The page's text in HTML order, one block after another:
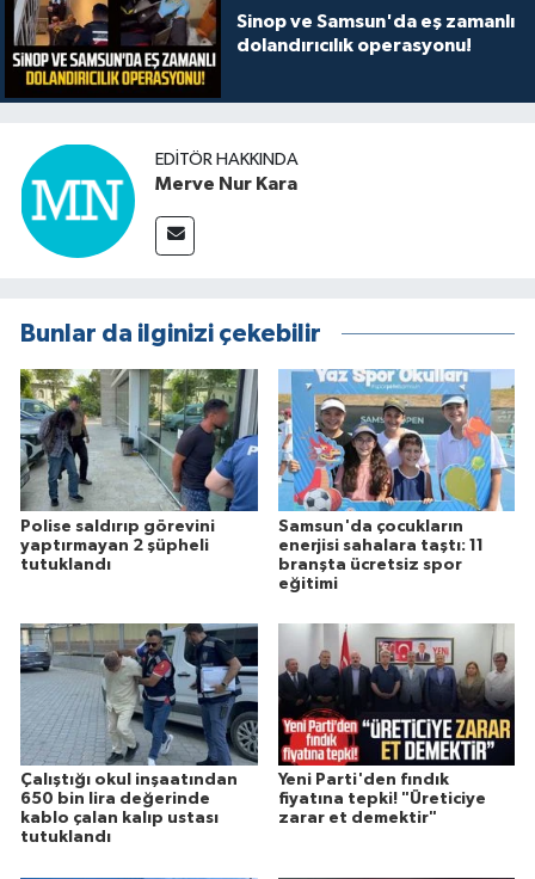
Sinop ve Samsun'da eş zamanlı
dolandırıcılık operasyonu!
EDITÖR HAKKINDA
Merve Nur Kara
Bunlar da ilginizi çekebilir
Polise saldırıp görevini
yaptırmayan 2 şüpheli
tutuklandı
Samsun'da çocukların
enerjisi sahalara taştı: 11
branşta ücretsiz spor
eğitimi
Çalıştığı okul inşaatından
650 bin lira değerinde
kablo çalan kalıp ustası
tutuklandı
Yeni Parti'den fındık
fiyatına tepki! "Üreticiye
zarar et demektir"